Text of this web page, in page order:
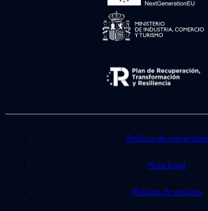
Política de privacidad
Nota legal
Política de cookies